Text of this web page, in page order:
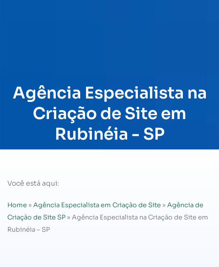
Agência Especialista na
Criação de Site em
Rubinéia - SP
Você está aqui:
Home » Agência Especialista em Criação de Site » Agência de
Criação de Site SP » Agência Especialista na Criação de Site em
Rubinéia – SP